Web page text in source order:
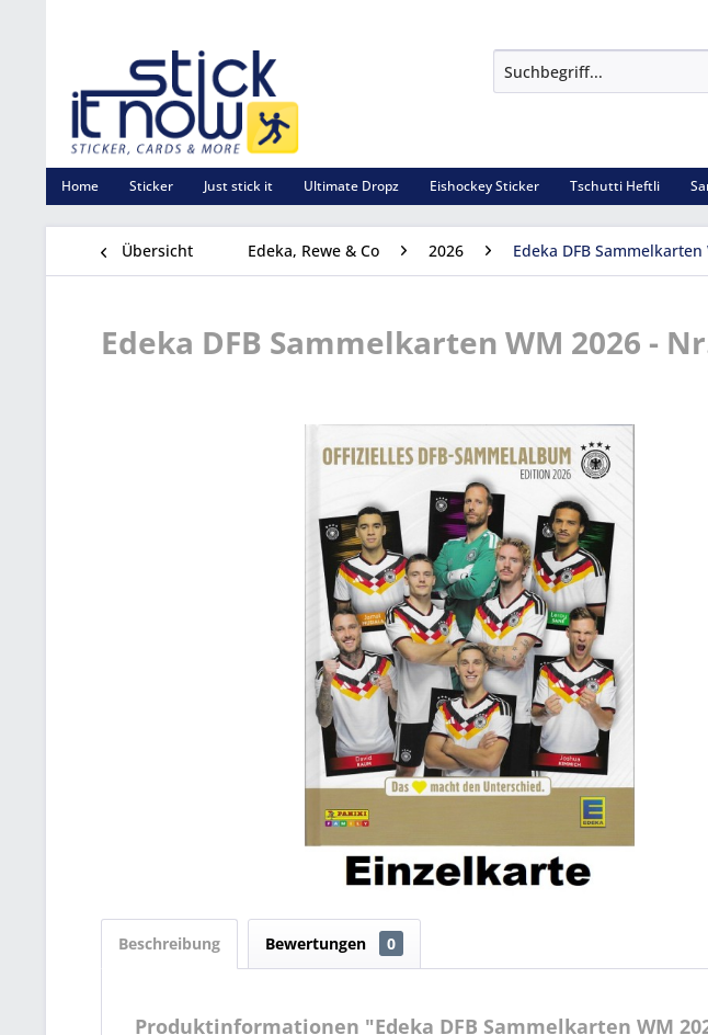
Home Sticker Just stick it Ultimate Dropz Eishockey Sticker Tschutti Heftli
Übersicht Edeka, Rewe & Co 2026 Edeka DFB Sammelkarten
Edeka DFB Sammelkarten WM 2026 -
Beschreibung Bewertungen 0
Produktinformationen "Edeka DFB Sammelkarten WM